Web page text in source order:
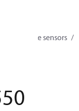
temperature sensors